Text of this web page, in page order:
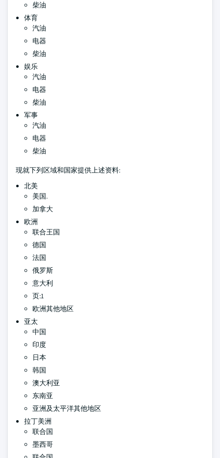
柴油
体育
汽油
电器
柴油
娱乐
汽油
电器
柴油
军事
汽油
电器
柴油
现就下列区域和国家提供上述资料:
北美
美国.
加拿大
欧洲
联合王国
德国
法国
俄罗斯
意大利
页:1
欧洲其他地区
亚太
中国
印度
日本
韩国
澳大利亚
东南亚
亚洲及太平洋其他地区
拉丁美洲
联合国
墨西哥